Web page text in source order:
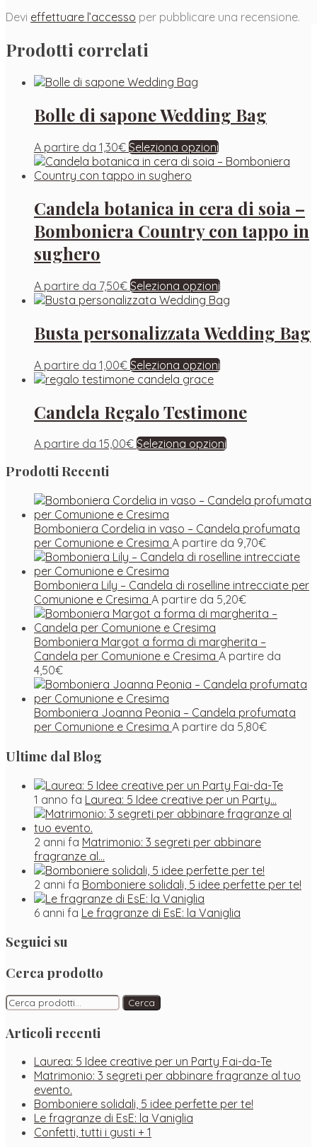
Devi effettuare l’accesso per pubblicare una recensione.
Prodotti correlati
Bolle di sapone Wedding Bag
A partire da 1,30€ Seleziona opzioni
Candela botanica in cera di soia –
Bomboniera Country con tappo in
sughero
A partire da 7,50€ Seleziona opzioni
Busta personalizzata Wedding Bag
A partire da 1,00€ Seleziona opzioni
Candela Regalo Testimone
A partire da 15,00€ Seleziona opzioni
Prodotti Recenti
Bomboniera Cordelia in vaso – Candela profumata
per Comunione e Cresima A partire da 9,70€
Bomboniera Lily – Candela di roselline intrecciate per
Comunione e Cresima A partire da 5,20€
Bomboniera Margot a forma di margherita –
Candela per Comunione e Cresima A partire da
4,50€
Bomboniera Joanna Peonia – Candela profumata
per Comunione e Cresima A partire da 5,80€
Ultime dal Blog
1 anno fa Laurea: 5 Idee creative per un Party…
2 anni fa Matrimonio: 3 segreti per abbinare
fragranze al…
2 anni fa Bomboniere solidali, 5 idee perfette per te!
6 anni fa Le fragranze di EsE: la Vaniglia
Seguici su
Facebook
Instagram
Pinterest
Cerca prodotto
Cerca: Cerca
Articoli recenti
Laurea: 5 Idee creative per un Party Fai-da-Te
Matrimonio: 3 segreti per abbinare fragranze al tuo
evento.
Bomboniere solidali, 5 idee perfette per te!
Le fragranze di EsE: la Vaniglia
Confetti, tutti i gusti + 1